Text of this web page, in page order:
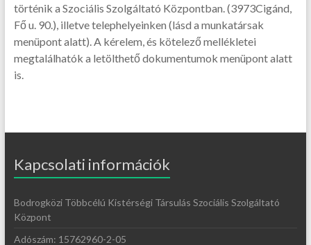
történik a Szociális Szolgáltató Központban. (3973Cigánd,
Fő u. 90.), illetve telephelyeinken (lásd a munkatársak
menüpont alatt). A kérelem, és kötelező mellékletei
megtalálhatók a letölthető dokumentumok menüpont alatt
is.
Kapcsolati információk
Bodrogközi Többcélú Kistérségi Társulás Szociális Szolgáltató
Központ
Adószám: 15762960-2-05